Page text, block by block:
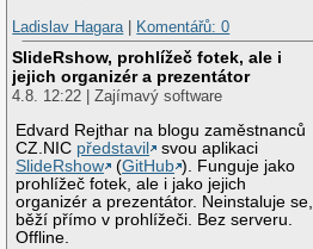
Ladislav Hagara | Komentářů: 0
SlideRshow, prohlížeč fotek, ale i
jejich organizér a prezentátor
4.8. 12:22 | Zajímavý software
Edvard Rejthar na blogu zaměstnanců
CZ.NIC představil
svou aplikaci
SlideRshow
(GitHub ). Funguje jako
prohlížeč fotek, ale i jako jejich
organizér a prezentátor. Neinstaluje se,
běží přímo v prohlížeči. Bez serveru.
Offline.